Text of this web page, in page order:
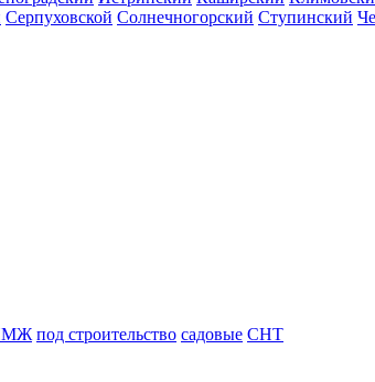
Серпуховской Солнечногорский Ступинский
под строительство садовые СНТ